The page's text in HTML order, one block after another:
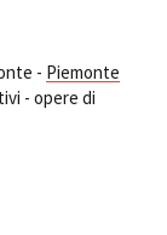
- Piemonte
- opere di